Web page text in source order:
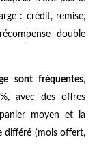
: crédit, remise,
double
sont fréquentes,
avec des offres
moyen et la
différé (mois offert,